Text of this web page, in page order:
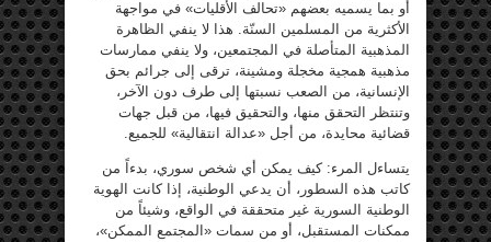
أو بما يسميه بعضهم «تحالف الأقليات» في مواجهة
الأكثرية من المسلمين السنّة. هذا لا ينفي الظاهرة
المذهبية المتأصلة في المجتمعين، ولا ينفي ممارسات
مذهبية همجية مخجلة ومشينة، ترقى إلى جرائم بحق
الإنسانية، من الصعب نسبتها إلى طرف دون الآخر،
وتنتظر التحقق منها، والتحقيق فيها، من قبل جهات
قضائية محايدة، من أجل «عدالة انتقالية» للجميع.
يتساءل المرء: كيف يمكن أي شخص سوري، بدءاً من
كاتب هذه السطور، أن يدعي الوطنية، إذا كانت الهوية
الوطنية السورية غير متحققة في الواقع، وشيئاً من
ممكنات المستقبل، أو من سمات «المجتمع الممكن»،